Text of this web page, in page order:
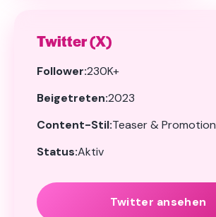
Twitter (X)
Follower:230K+
Beigetreten:2023
Content-Stil:Teaser & Promotion
Status:Aktiv
Twitter ansehen